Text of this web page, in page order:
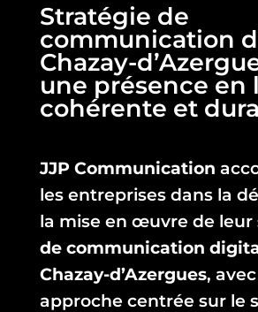
Stratégie de
communication
Chazay-
une présence en
cohérente et
JJP Communication
les entreprises dans la
la mise en œuvre de leur
de communication
Chazay-d’Azergues,
approche centrée sur le